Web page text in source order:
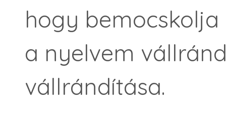
hogy bemocskolja
a nyelvem
vállrándítása.